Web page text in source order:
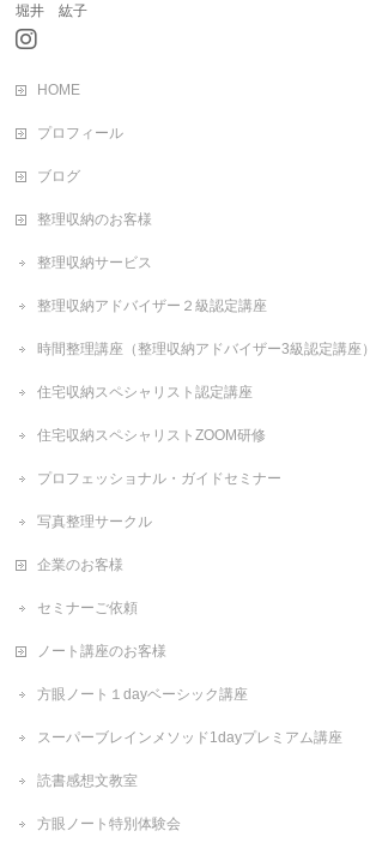
堀井 紘子
HOME
プロフィール
ブログ
整理収納のお客様
整理収納サービス
整理収納アドバイザー２級認定講座
時間整理講座（整理収納アドバイザー3級認定講座）
住宅収納スペシャリスト認定講座
住宅収納スペシャリストZOOM研修
プロフェッショナル・ガイドセミナー
写真整理サークル
企業のお客様
セミナーご依頼
ノート講座のお客様
方眼ノート１dayベーシック講座
スーパーブレインメソッド1dayプレミアム講座
読書感想文教室
方眼ノート特別体験会